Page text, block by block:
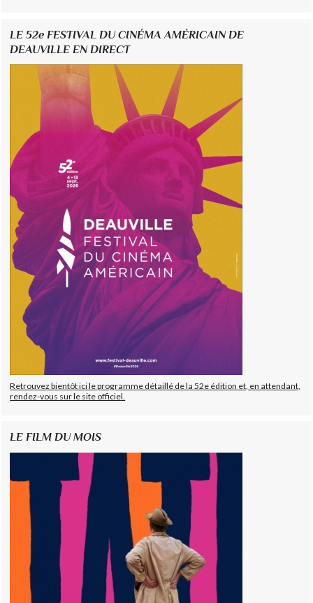
LE 52e FESTIVAL DU CINÉMA AMÉRICAIN DE
DEAUVILLE EN DIRECT
Retrouvez bientôt ici le programme détaillé de la 52e édition et, en attendant,
rendez-vous sur le site officiel.
LE FILM DU MOIS